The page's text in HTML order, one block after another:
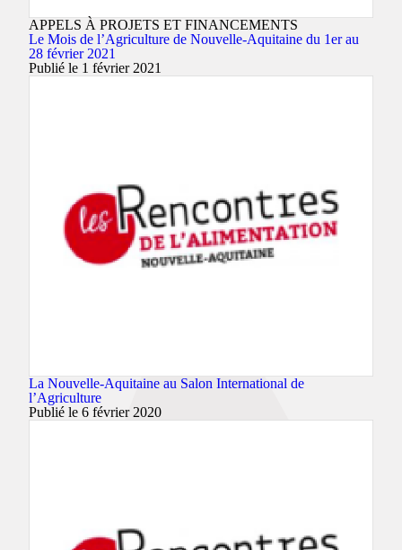
APPELS À PROJETS ET FINANCEMENTS
Le Mois de l’Agriculture de Nouvelle-Aquitaine du 1er au
28 février 2021
Publié le 1 février 2021
La Nouvelle-Aquitaine au Salon International de
l’Agriculture
Publié le 6 février 2020